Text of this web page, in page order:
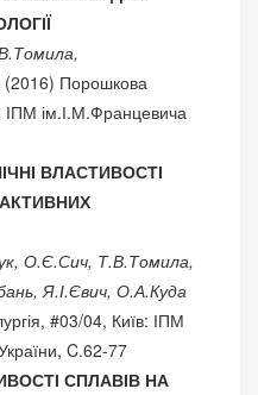
(2016) Порошкова
ІПМ ім.І.М.Францевича
ВЛАСТИВОСТІ
О.Є.Сич, Т.В.Томила,
Я.І.Євич, О.А.Куда
#03/04, Київ: ІПМ
C.62-77
СПЛАВІВ НА